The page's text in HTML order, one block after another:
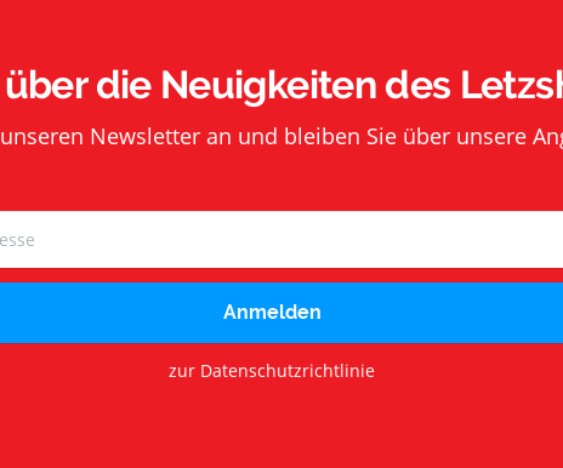
die Neuigkeiten des
Newsletter an und bleiben Sie über unsere
Anmelden
zur Datenschutzrichtlinie